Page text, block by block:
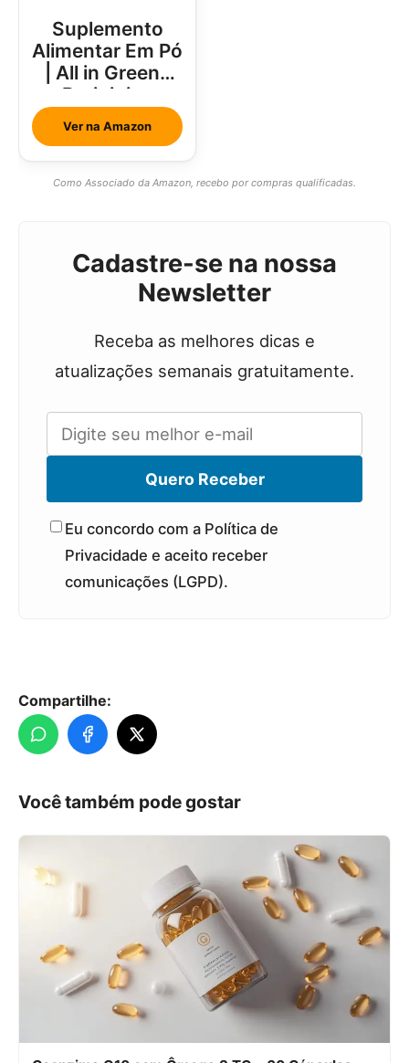
Suplemento
Alimentar Em Pó
| All in Greens
Brainjuice
Abacaxi Com
Hortelã
Ver na Amazon
Como Associado da Amazon, recebo por compras qualificadas.
Cadastre-se na nossa
Newsletter
Receba as melhores dicas e
atualizações semanais gratuitamente.
Quero Receber
Eu concordo com a Política de
Privacidade e aceito receber
comunicações (LGPD).
Compartilhe:
Você também pode gostar